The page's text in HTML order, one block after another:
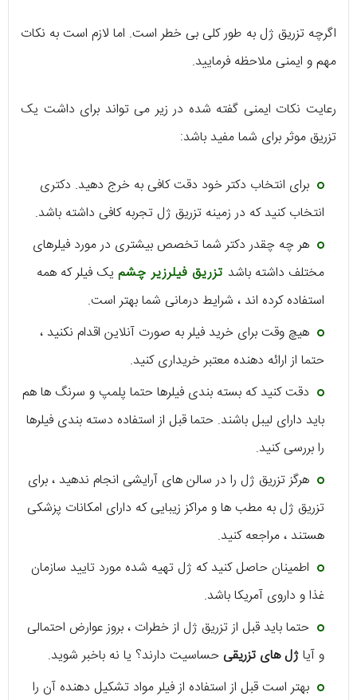
اگرچه تزریق ژل به طور کلی بی خطر است. اما لازم است به نکات
مهم و ایمنی ملاحظه فرمایید.
رعایت نکات ایمنی گفته شده در زیر می تواند برای داشت یک
تزریق موثر برای شما مفید باشد:
برای انتخاب دکتر خود دقت کافی به خرج دهید. دکتری
انتخاب کنید که در زمینه تزریق ژل تجربه کافی داشته باشد.
هر چه چقدر دکتر شما تخصص بیشتری در مورد فیلرهای
مختلف داشته باشد تزریق فیلرزیر چشم یک فیلر که همه
استفاده کرده اند ، شرایط درمانی شما بهتر است.
هیچ وقت برای خرید فیلر به صورت آنلاین اقدام نکنید ،
حتما از ارائه دهنده معتبر خریداری کنید.
دقت کنید که بسته بندی فیلرها حتما پلمپ و سرنگ ها هم
باید دارای لیبل باشند. حتما قبل از استفاده دسته بندی فیلرها
را بررسی کنید.
هرگز تزریق ژل را در سالن های آرایشی انجام ندهید ، برای
تزریق ژل به مطب ها و مراکز زیبایی که دارای امکانات پزشکی
هستند ، مراجعه کنید.
اطمینان حاصل کنید که ژل تهیه شده مورد تایید سازمان
غذا و داروی آمریکا باشد.
حتما باید قبل از تزریق ژل از خطرات ، بروز عوارض احتمالی
و آیاژل های تزریقی حساسیت دارند؟ یا نه باخبر شوید.
بهتر است قبل از استفاده از فیلر مواد تشکیل دهنده آن را